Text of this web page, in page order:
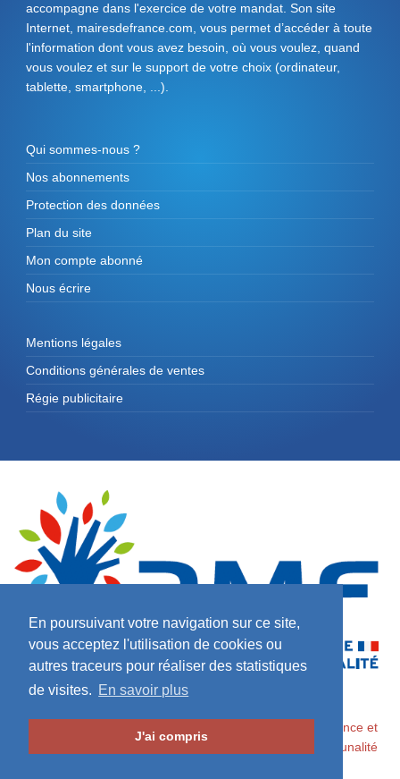
En poursuivant votre navigation sur ce site,
vous acceptez l'utilisation de cookies ou
autres traceurs pour réaliser des statistiques
de visites. En savoir plus
J'ai compris
accompagne dans l'exercice de votre mandat. Son site
Internet, mairesdefrance.com, vous permet d’accéder à toute
l'information dont vous avez besoin, où vous voulez, quand
vous voulez et sur le support de votre choix (ordinateur,
tablette, smartphone, ...).
Qui sommes-nous ?
Nos abonnements
Protection des données
Plan du site
Mon compte abonné
Nous écrire
Mentions légales
Conditions générales de ventes
Régie publicitaire
Maires de France / Association des Maires de France et
des Présidents d'Intercommunalité